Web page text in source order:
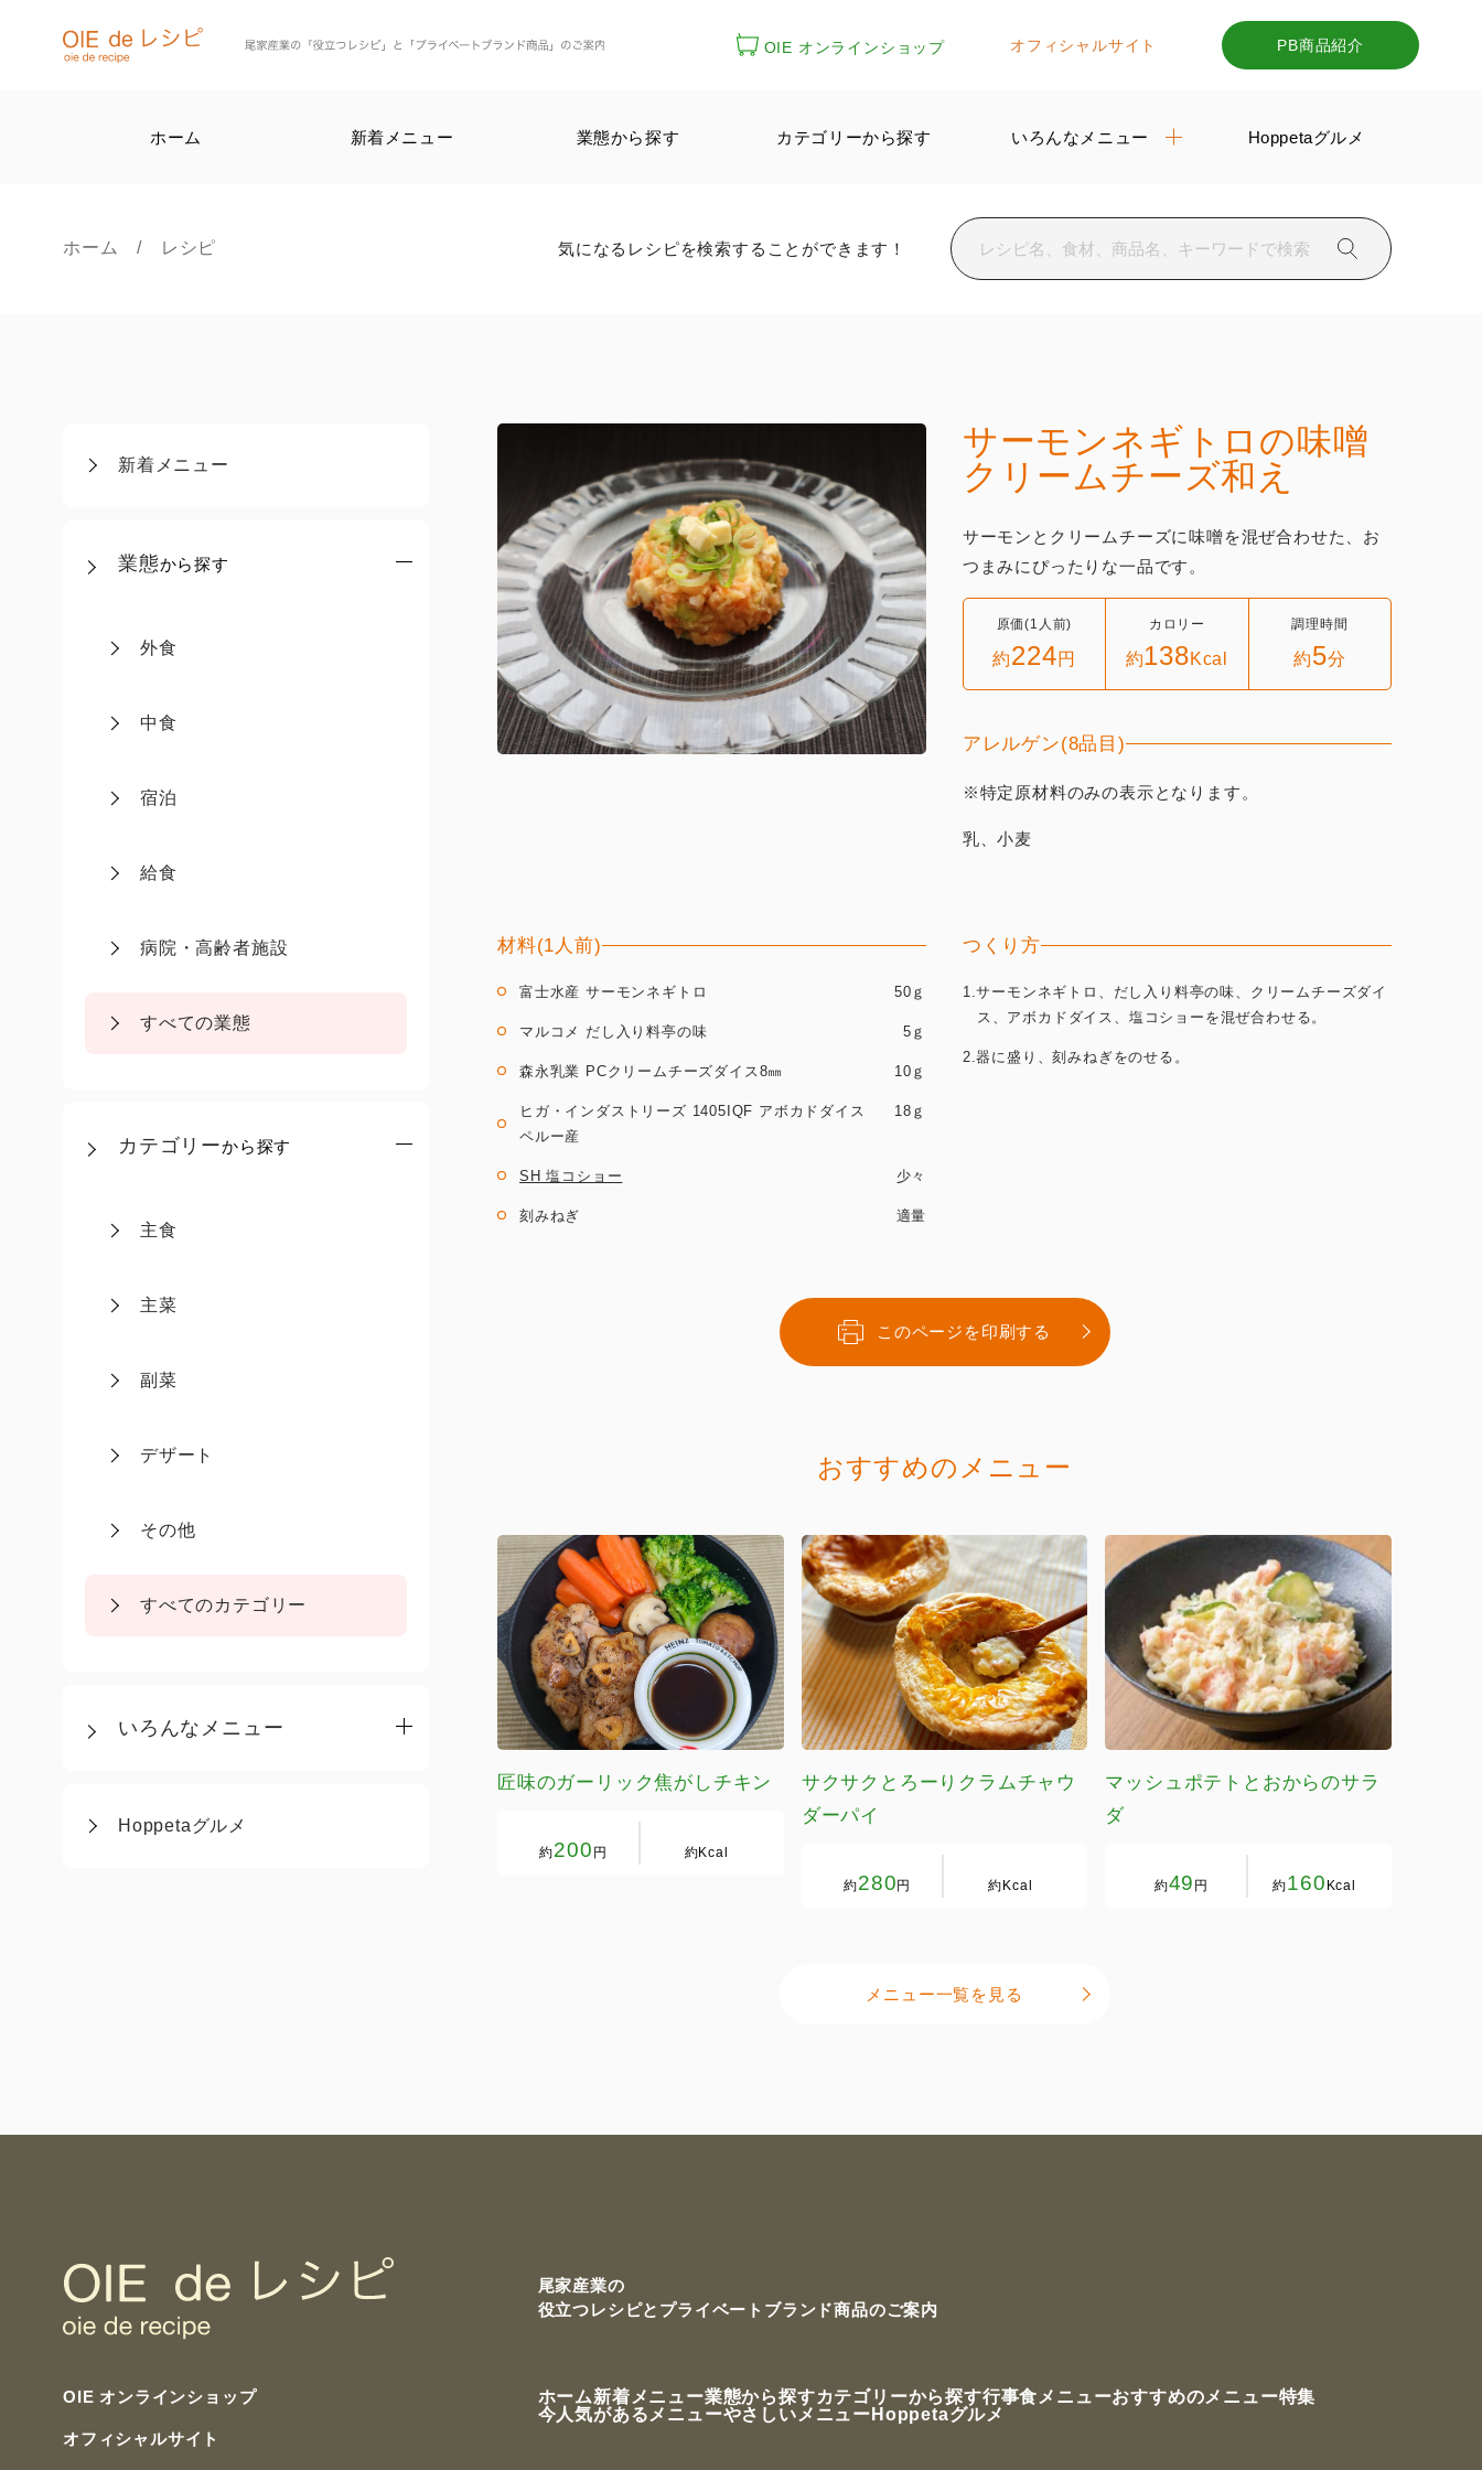
OIE オンラインショップ オフィシャルサイト PB商品紹介
ホーム 新着メニュー 業態から探す カテゴリーから探す いろんなメニュー Hoppetaグルメ
ホーム/ レシピ 気になるレシピを検索することができます！
新着メニュー
業態から探す
外食
中食
宿泊
給食
病院・高齢者施設
すべての業態
カテゴリーから探す
主食
主菜
副菜
デザート
その他
すべてのカテゴリー
いろんなメニュー
Hoppetaグルメ
サーモンネギトロの味噌
クリームチーズ和え
サーモンとクリームチーズに味噌を混ぜ合わせた、お
つまみにぴったりな一品です。
原価(1人前)
約224円
カロリー
約138Kcal
調理時間
約5分
アレルゲン(8品目)
※特定原材料のみの表示となります。
乳、小麦
材料(1人前)
富士水産 サーモンネギトロ 50ｇ
マルコメ だし入り料亭の味 5ｇ
森永乳業 PCクリームチーズダイス8㎜ 10ｇ
ヒガ・インダストリーズ 1405IQF アボカドダイス
ペルー産
18ｇ
SH 塩コショー 少々
刻みねぎ 適量
つくり方
1.サーモンネギトロ、だし入り料亭の味、クリームチーズダイ
ス、アボカドダイス、塩コショーを混ぜ合わせる。
2.器に盛り、刻みねぎをのせる。
このページを印刷する
おすすめのメニュー
匠味のガーリック焦がしチキン
約200 円 約Kcal
サクサクとろーりクラムチャウ
ダーパイ
約280円 約Kcal
マッシュポテトとおからのサラ
ダ
約49 円 約160 Kcal
メニュー一覧を見る
尾家産業の
役立つレシピと プライベートブランド商品のご案内
OIE オンラインショップ
オフィシャルサイト
ホーム新着メニュー業態から探すカテゴリーから探す行事食メニューおすすめのメニュー特集
今人気があるメニューやさしいメニュー Hoppetaグルメ